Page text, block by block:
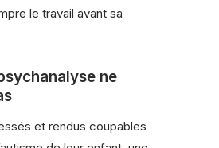
le travail avant sa
ne
et rendus coupables